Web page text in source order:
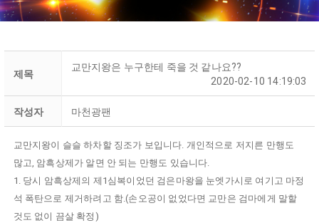
제목
교만지왕은 누구한테 죽을 것 같나요??
2020-02-10 14:19:03
작성자 마천광팬
교만지왕이 슬슬 하차할 징조가 보입니다. 개인적으로 저지른 만행도
많고, 암흑상제가 알면 안 되는 만행도 있습니다.
1. 당시 암흑상제의 제1심복이었던 검은마왕을 눈엣가시로 여기고 마정
석 폭탄으로 제거하려고 함.(손오공이 없었다면 교만은 검마에게 말할
것도 없이 끔살 확정)